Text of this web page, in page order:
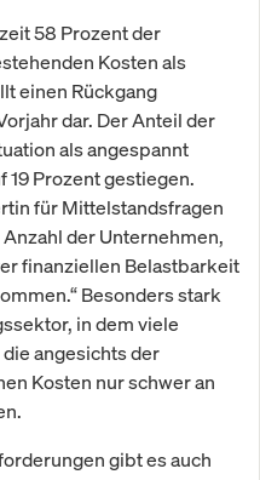
58 Prozent der
Kosten als
einen Rückgang
dar. Der Anteil der
als angespannt
19 Prozent gestiegen.
für Mittelstandsfragen
der Unternehmen,
finanziellen Belastbarkeit
Besonders stark
in dem viele
angesichts der
Kosten nur schwer an
gibt es auch